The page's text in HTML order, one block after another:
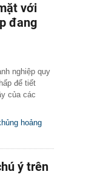
với
đang
nghiệp quy
để tiết
của các
hoảng
ý trên